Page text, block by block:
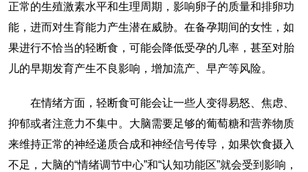
正常的生殖激素水平和生理周期，影响卵子的质量和排卵功
能，进而对生育能力产生潜在威胁。在备孕期间的女性，如
果进行不恰当的轻断食，可能会降低受孕的几率，甚至对胎
儿的早期发育产生不良影响，增加流产、早产等风险。
在情绪方面，轻断食可能会让一些人变得易怒、焦虑、
抑郁或者注意力不集中。大脑需要足够的葡萄糖和营养物质
来维持正常的神经递质合成和神经信号传导，如果饮食摄入
不足，大脑的“情绪调节中心”和“认知功能区”就会受到影响，